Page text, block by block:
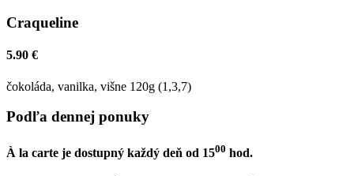
Craqueline
5.90 €
čokoláda, vanilka, višne 120g (1,3,7)
Podľa dennej ponuky
À la carte je dostupný každý deň od 1500 hod.